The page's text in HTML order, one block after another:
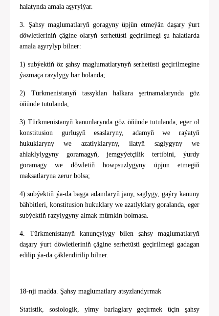
halatynda amala aşyrylýar.
3. Şahsy maglumatlaryň goragyny üpjün etmeýän daşary ýurt
döwletleriniň çägine olaryň serhetüsti geçirilmegi şu halatlarda
amala aşyrylyp bilner:
1) subýektiň öz şahsy maglumatlarynyň serhetüsti geçirilmegine
ýazmaça razylygy bar bolanda;
2) Türkmenistanyň tassyklan halkara şertnamalarynda göz
öňünde tutulanda;
3) Türkmenistanyň kanunlarynda göz öňünde tutulanda, eger ol
konstitusion gurluşyň esaslaryny, adamyň we raýatyň
hukuklaryny we azatlyklaryny, ilatyň saglygyny we
ahlaklylygyny goramagyň, jemgyýetçilik tertibini, ýurdy
goramagy we döwletiň howpsuzlygyny üpjün etmegiň
maksatlaryna zerur bolsa;
4) subýektiň ýa-da başga adamlaryň jany, saglygy, gaýry kanuny
bähbitleri, konstitusion hukuklary we azatlyklary goralanda, eger
subýektiň razylygyny almak mümkin bolmasa.
4. Türkmenistanyň kanunçylygy bilen şahsy maglumatlaryň
daşary ýurt döwletleriniň çägine serhetüsti geçirilmegi gadagan
edilip ýa-da çäklendirilip bilner.
18-nji madda. Şahsy maglumatlary atsyzlandyrmak
Statistik, sosiologik, ylmy barlaglary geçirmek üçin şahsy